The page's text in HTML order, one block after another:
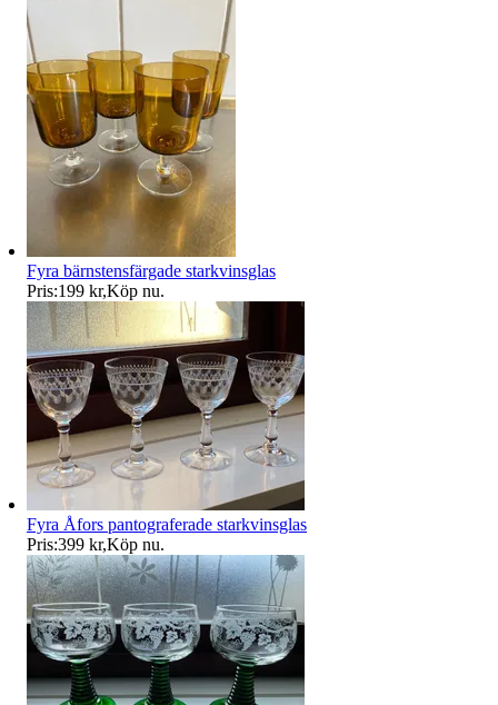
Fyra bärnstensfärgade starkvinsglas
Pris:199 kr,Köp nu.
Fyra Åfors pantograferade starkvinsglas
Pris:399 kr,Köp nu.